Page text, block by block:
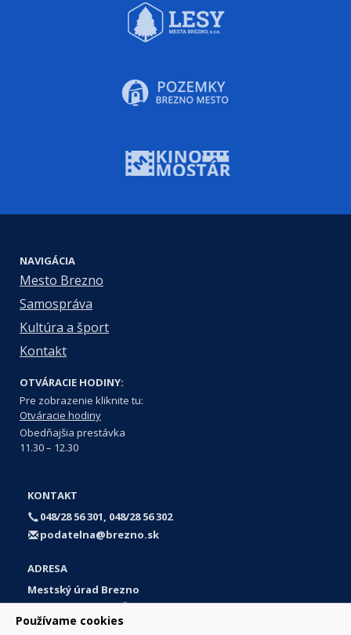
Používame cookies
NAVIGÁCIA
Mesto Brezno
Samospráva
Kultúra a šport
Kontakt
OTVÁRACIE HODINY:
Pre zobrazenie kliknite tu:
Otváracie hodiny
Obedňajšia prestávka
11.30 – 12.30
KONTAKT
048/28 56 301, 048/28 56 302
podatelna@brezno.sk
ADRESA
Mestský úrad Brezno
Námestie gen. M. R. Štefánika 1
977 01 Brezno